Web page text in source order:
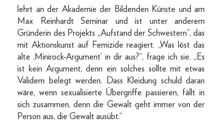
lehrt an der Akademie der Bildenden Künste und am
Max Reinhardt Seminar und ist unter anderem
Gründerin des Projekts „Aufstand der Schwestern“, das
mit Aktionskunst auf Femizide reagiert. „Was löst das
alte ,Minirock-Argument‘ in dir aus?“, frage ich sie. „Es
ist kein Argument, denn ein solches sollte mit etwas
Validem belegt werden. Dass Kleidung schuld daran
wäre, wenn sexualisierte Übergriffe passieren, fällt in
sich zusammen, denn die Gewalt geht immer von der
Person aus, die Gewalt ausübt.“